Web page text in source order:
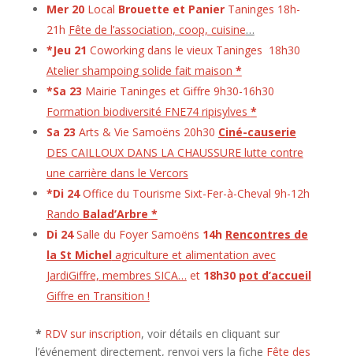
Mer 20Local Brouette et PanierTaninges 18h-
21h Fête de l’association, coop, cuisine…
*Jeu 21 Coworking dans le vieux Taninges 18h30
Atelier shampoing solide fait maison *
*Sa 23 Mairie Taninges et Giffre 9h30-16h30
Formation biodiversité FNE74 ripisylves *
Sa 23 Arts & Vie Samoëns 20h30 Ciné-causerie
DES CAILLOUX DANS LA CHAUSSURE lutte contre
une carrière dans le Vercors
*Di 24Office du Tourisme Sixt-Fer-à-Cheval 9h-12h
Rando Balad’Arbre *
Di 24Salle du Foyer Samoëns 14h Rencontres de
la St Michelagriculture et alimentation avec
JardiGiffre, membres SICA… et 18h30 pot d’accueil
Giffre en Transition !
* RDV sur inscription, voir détails en cliquant sur
l’événement directement, renvoi vers la fiche Fête des